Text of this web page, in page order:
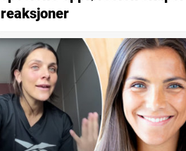
reaksjoner